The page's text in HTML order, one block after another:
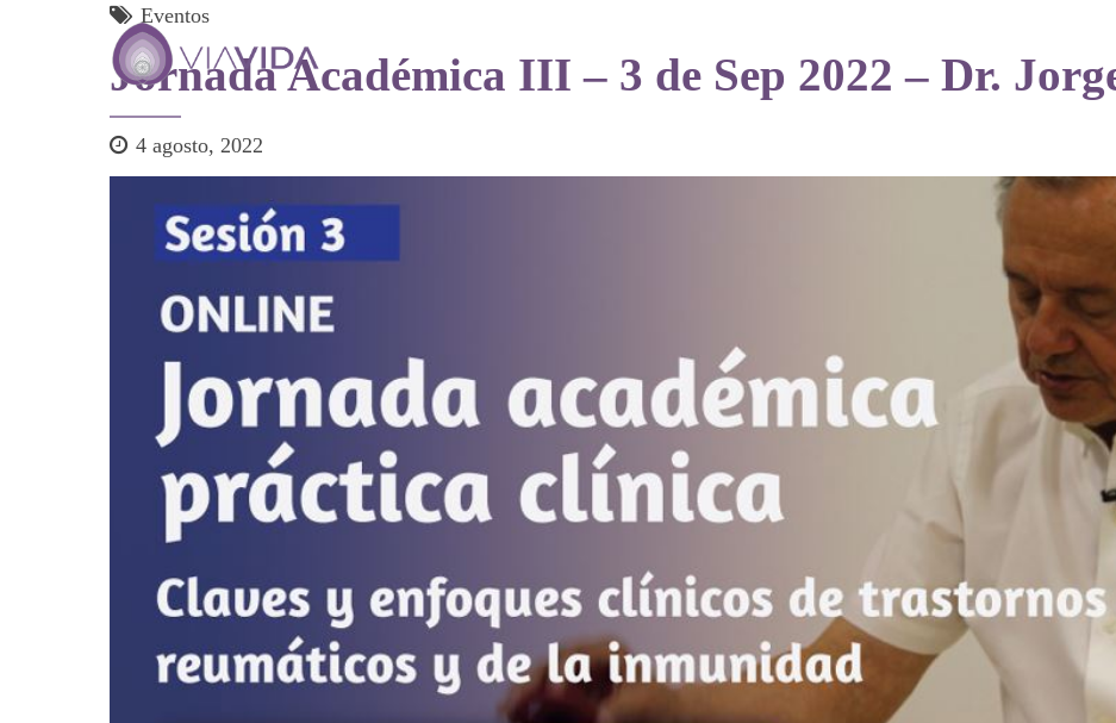
Eventos
Jornada Académica III – 3 de Sep 2022 – Dr.
4 agosto, 2022